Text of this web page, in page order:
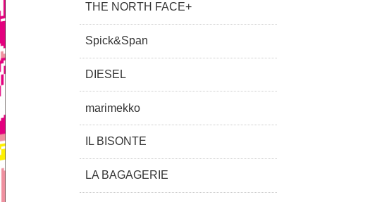
THE NORTH FACE+
Spick&Span
DIESEL
marimekko
IL BISONTE
LA BAGAGERIE